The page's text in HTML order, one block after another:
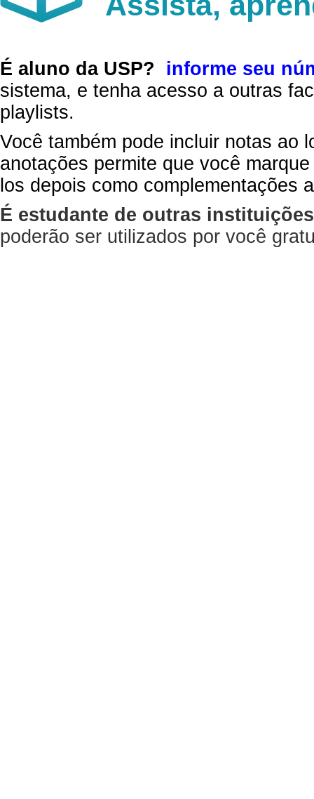
É aluno da USP?
informe seu
sistema, e tenha acesso a outras
playlists.
Você também pode incluir notas ao
anotações permite que você
los depois como complementações
É estudante de outras
poderão ser utilizados por você